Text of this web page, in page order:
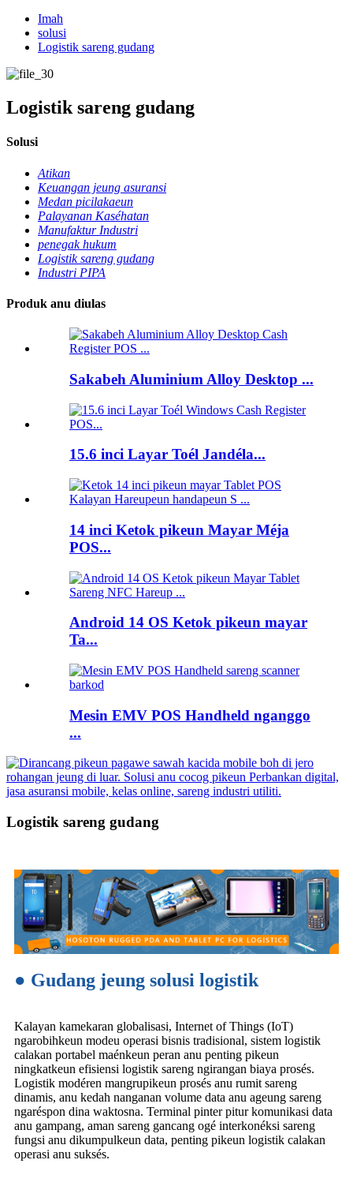
Imah
solusi
Logistik sareng gudang
Logistik sareng gudang
Solusi
Atikan
Keuangan jeung asuransi
Medan picilakaeun
Palayanan Kaséhatan
Manufaktur Industri
penegak hukum
Logistik sareng gudang
Industri PIPA
Produk anu diulas
Sakabeh Aluminium Alloy Desktop ...
15.6 inci Layar Toél Jandéla...
14 inci Ketok pikeun Mayar Méja
POS...
Android 14 OS Ketok pikeun mayar
Ta...
Mesin EMV POS Handheld nganggo
...
Logistik sareng gudang
● Gudang jeung solusi logistik
Kalayan kamekaran globalisasi, Internet of Things (IoT)
ngarobihkeun modeu operasi bisnis tradisional, sistem logistik
calakan portabel maénkeun peran anu penting pikeun
ningkatkeun efisiensi logistik sareng ngirangan biaya prosés.
Logistik modéren mangrupikeun prosés anu rumit sareng
dinamis, anu kedah nanganan volume data anu ageung sareng
ngaréspon dina waktosna. Terminal pinter pitur komunikasi data
anu gampang, aman sareng gancang ogé interkonéksi sareng
fungsi anu dikumpulkeun data, penting pikeun logistik calakan
operasi anu suksés.